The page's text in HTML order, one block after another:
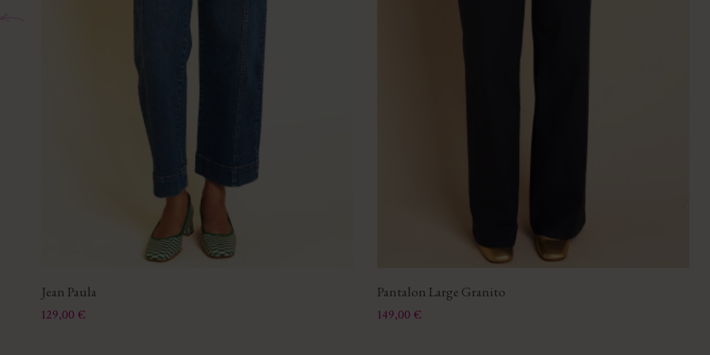
Jean Paula
Prix
129,00 €
Pantalon Large Granito
Prix
149,00 €